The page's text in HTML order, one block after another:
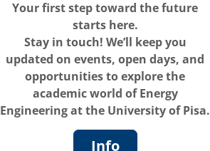
Your first step toward the future
starts here.
Stay in touch! We’ll keep you
updated on events, open days, and
opportunities to explore the
academic world of Energy
Engineering at the University of Pisa.
Info